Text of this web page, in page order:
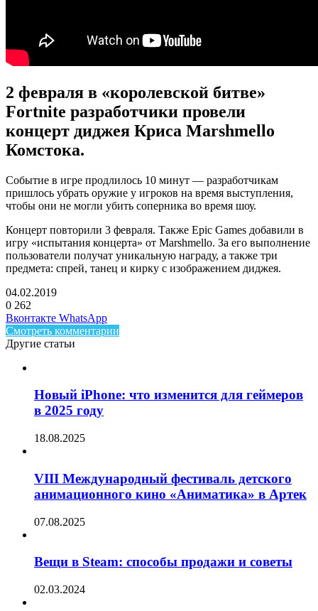
2 февраля в «королевской битве»
Fortnite разработчики провели
концерт диджея Криса Marshmello
Комстока.
Событие в игре продлилось 10 минут — разработчикам
пришлось убрать оружие у игроков на время выступления,
чтобы они не могли убить соперника во время шоу.
Концерт повторили 3 февраля. Также Epic Games добавили в
игру «испытания концерта» от Marshmello. За его выполнение
пользователи получат уникальную награду, а также три
предмета: спрей, танец и кирку с изображением диджея.
04.02.2019
0 262
Facebook
Twitter
LinkedIn
Вконтакте WhatsAppTelegram
Смотреть комментарии
Другие статьи
Новый iPhone: что изменится для геймеров
в 2025 году
18.08.2025
VIII Международный фестиваль детского
анимационного кино «Аниматика» в Артек
07.08.2025
Вещи в Steam: способы продажи и советы
02.03.2024